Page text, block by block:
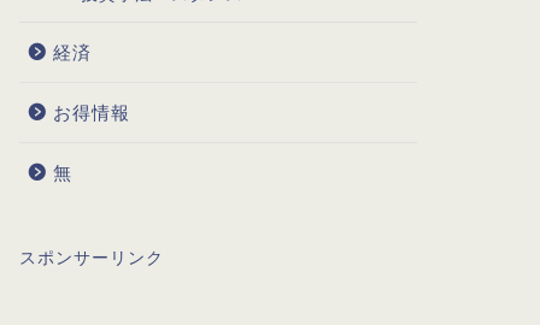
経済
お得情報
無
スポンサーリンク